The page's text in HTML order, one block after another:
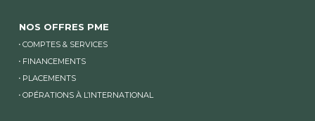
NOS OFFRES PME
COMPTES & SERVICES
FINANCEMENTS
PLACEMENTS
OPÉRATIONS À L’INTERNATIONAL